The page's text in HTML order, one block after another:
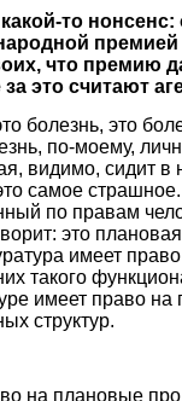
то
что премию
за это считают
болезнь, это
по-моему,
видимо, сидит в
самое
по правам
это
имеет
такого
имеет право
структур.
на плановые